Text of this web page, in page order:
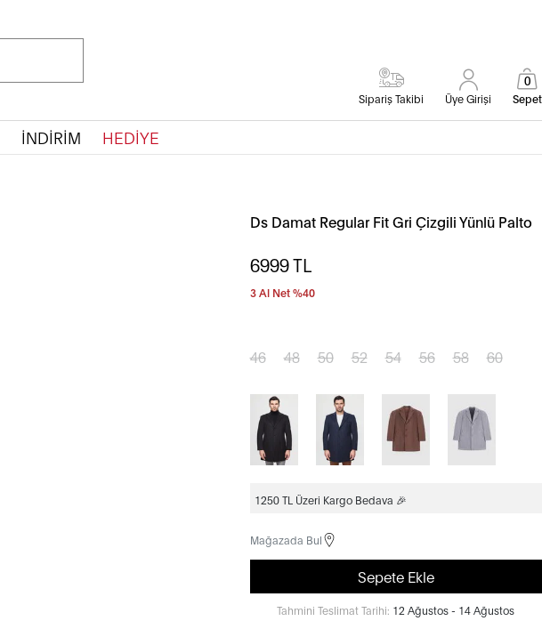
Sipariş Takibi Üye Girişi Sepet
0
İNDİRİM HEDİYE
Ds Damat Regular Fit Gri Çizgili Yünlü Palto
6999TL
3 Al Net %40
46 48 50 52 54 56 58 60
1250 TL Üzeri Kargo Bedava 🎉
Mağazada Bul
Sepete Ekle
Tahmini Teslimat Tarihi: 12 Ağustos - 14 Ağustos